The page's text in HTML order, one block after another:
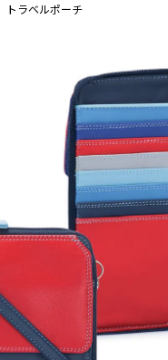
トラベルポーチ